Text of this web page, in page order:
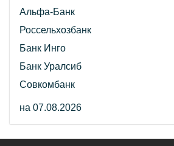
Альфа-Банк
Россельхозбанк
Банк Инго
Банк Уралсиб
Совкомбанк
на 07.08.2026